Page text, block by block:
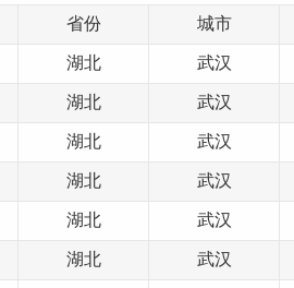
省份 城市
湖北 武汉
湖北 武汉
湖北 武汉
湖北 武汉
湖北 武汉
湖北 武汉